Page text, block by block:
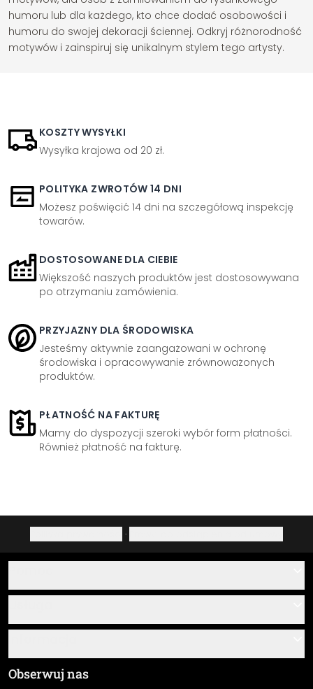
humoru lub dla każdego, kto chce dodać osobowości i
humoru do swojej dekoracji ściennej. Odkryj różnorodność
motywów i zainspiruj się unikalnym stylem tego artysty.
KOSZTY WYSYŁKI
Wysyłka krajowa od 20 zł.
POLITYKA ZWROTÓW 14 DNI
Możesz poświęcić 14 dni na szczegółową inspekcję
towarów.
DOSTOSOWANE DLA CIEBIE
Większość naszych produktów jest dostosowywana
po otrzymaniu zamówienia.
PRZYJAZNY DLA ŚRODOWISKA
Jesteśmy aktywnie zaangażowani w ochronę
środowiska i opracowywanie zrównoważonych
produktów.
PŁATNOŚĆ NA FAKTURĘ
Mamy do dyspozycji szeroki wybór form płatności.
Również płatność na fakturę.
·
O nas
Przegląd materiałów
Śledzenie przesyłki
Ogólne Warunki Handlowe (OWH)
Obserwuj nas